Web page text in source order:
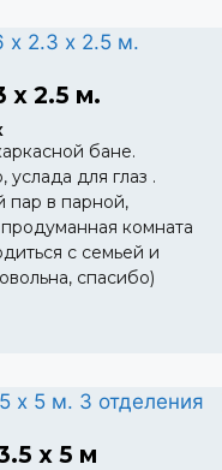
х 2.5 м.
бане.
для глаз .
пар в парной,
продуманная комната
с семьей и
спасибо)
х 5 м